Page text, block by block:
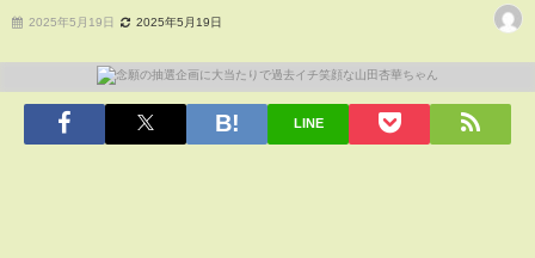
2025年5月19日 2025年5月19日
LINE